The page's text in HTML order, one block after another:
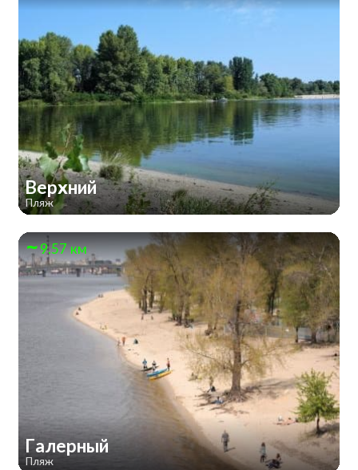
Верхний
Пляж
9.57 км
Галерный
Пляж